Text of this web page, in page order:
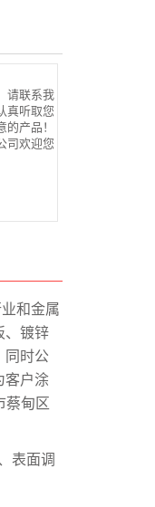
请联系我
真听取您
产品！
司欢迎您
和金属
、镀锌
同时公
客户涂
蔡甸区
表面调